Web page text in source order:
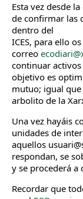
Esta vez desde
de confirmar las
dentro del
ICES, para ello
correo
continuar
objetivo es
mutuo; igual
arbolito de la
Una vez hayáis
unidades de
aquellos
respondan, se
y se procederá a
Recordar que